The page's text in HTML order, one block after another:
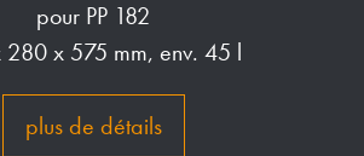
pour PP 182
x 575 mm, env. 45 l
plus de détails